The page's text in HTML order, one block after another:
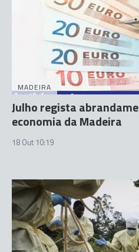
MADEIRA
Julho regista
economia da Madeira
18 Out 10:19